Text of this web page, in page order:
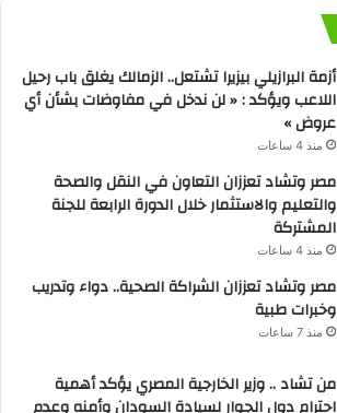
أزمة البرازيلي بيزيرا تشتعل.. الزمالك يغلق باب رحيل
اللاعب ويؤكد : « لن ندخل في مفاوضات بشأن أي
عروض »
منذ 4 ساعات
مصر وتشاد تعززان التعاون في النقل والصحة
والتعليم والاستثمار خلال الدورة الرابعة للجنة
المشتركة
منذ 4 ساعات
مصر وتشاد تعززان الشراكة الصحية.. دواء وتدريب
وخبرات طبية
منذ 7 ساعات
من تشاد .. وزير الخارجية المصري يؤكد أهمية